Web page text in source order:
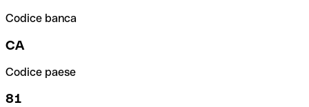
Codice banca
CA
Codice paese
81